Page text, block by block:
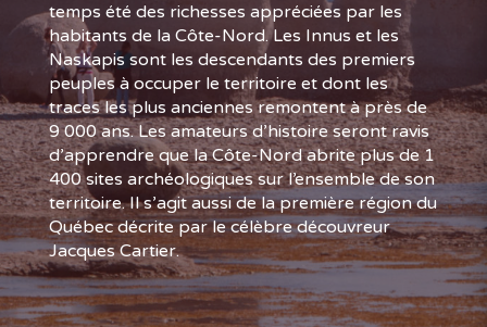
temps été des richesses appréciées par les
habitants de la Côte-Nord. Les Innus et les
Naskapis sont les descendants des premiers
peuples à occuper le territoire et dont les
traces les plus anciennes remontent à près de
9 000 ans. Les amateurs d’histoire seront ravis
d’apprendre que la Côte-Nord abrite plus de 1
400 sites archéologiques sur l’ensemble de son
territoire. Il s’agit aussi de la première région du
Québec décrite par le célèbre découvreur
Jacques Cartier.